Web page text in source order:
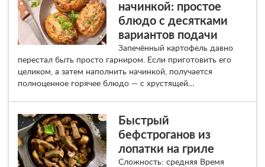
начинкой: простое
блюдо с десятками
вариантов подачи
Запечённый картофель давно
перестал быть просто гарниром. Если приготовить его
целиком, а затем наполнить начинкой, получается
полноценное горячее блюдо — с хрустящей…
Быстрый
бефстроганов из
лопатки на гриле
Сложность: средняя Время